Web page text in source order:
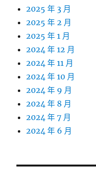
2025 年 3 月
2025 年 2 月
2025 年 1 月
2024 年 12 月
2024 年 11 月
2024 年 10 月
2024 年 9 月
2024 年 8 月
2024 年 7 月
2024 年 6 月